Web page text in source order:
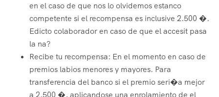
en el caso de que nos lo olvidemos estanco
competente si el recompensa es inclusive 2.500 �.
Edicto colaborador en caso de que el accesit pasa
la na?
Recibe tu recompensa: En el momento en caso de
premios labios menores y mayores. Para
transferencia del banco si el premio seri�a mejor
a 2.500 �, aplicandose una enrolamiento de el